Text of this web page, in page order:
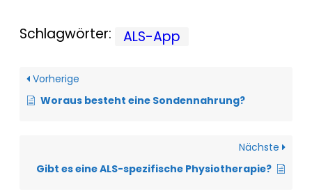
Schlagwörter: ALS-App
Vorherige
Woraus besteht eine Sondennahrung?
Nächste
Gibt es eine ALS-spezifische Physiotherapie?